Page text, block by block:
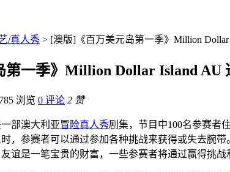
/真人秀 > [澳版]《百万美元岛第一季》Million
第一季》Million Dollar Island AU
浏览 0 评论 2 赞
部澳大利亚冒险真人秀剧集，节目中100名参赛者
，参赛者可以通过参加各种挑战来获得或失去腕
谊是一笔宝贵的财富，一些参赛者将通过赢得挑